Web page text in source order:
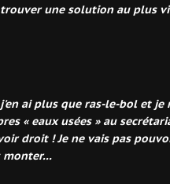
une solution au plus
ai plus que ras-le-bol et je
« eaux usées » au
droit ! Je ne vais pas